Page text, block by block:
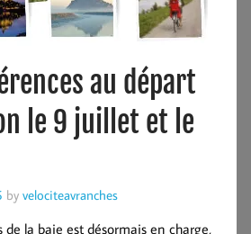
au départ
le 9 juillet et le
by velociteavranches
la baie est désormais en charge,